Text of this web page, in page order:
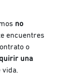
no
encuentres
o
una
vida.